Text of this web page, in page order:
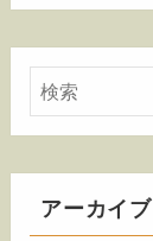
アーカイブ